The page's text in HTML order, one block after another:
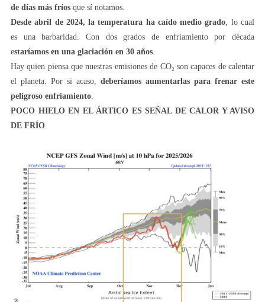
de días más fríos que sí notamos.
Desde abril de 2024, la temperatura ha caído medio grado, lo cual
es una barbaridad. Con dos grados de enfriamiento por década
estaríamos en una glaciación en 30 años.
Hay quien piensa que nuestras emisiones de CO₂ son capaces de calentar
el planeta. Por si acaso, deberíamos aumentarlas para frenar este
peligroso enfriamiento.
POCO HIELO EN EL ÁRTICO ES SEÑAL DE CALOR Y AVISO
DE FRÍO